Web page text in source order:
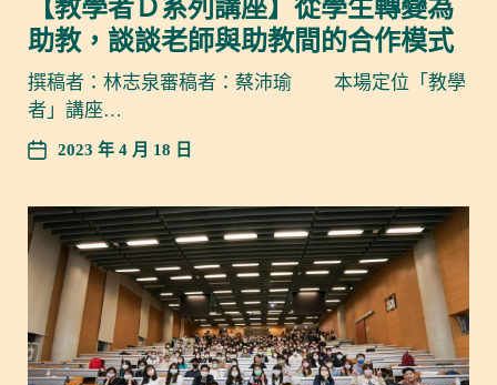
【教學者Ｄ系列講座】從學生轉變為
助教，談談老師與助教間的合作模式
撰稿者：林志泉審稿者：蔡沛瑜 本場定位「教學
者」講座…
2023 年 4 月 18 日